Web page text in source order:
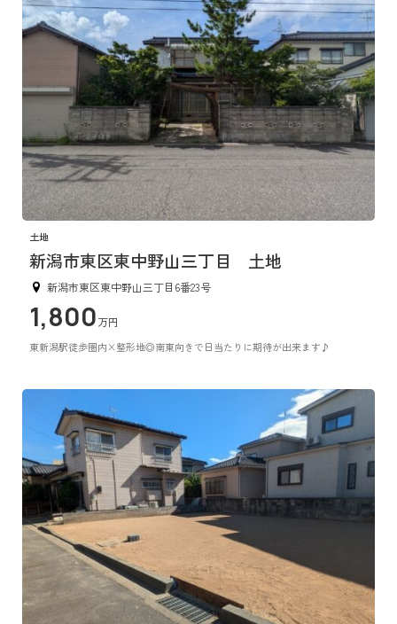
土地
新潟市東区東中野山三丁目 土地
新潟市東区東中野山三丁目6番23号
1,800万円
東新潟駅徒歩圏内×整形地◎南東向きで日当たりに期待が出来ます♪